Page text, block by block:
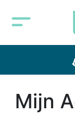
Mijn